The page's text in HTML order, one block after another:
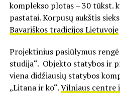
komplekso plotas – 30 tūkst.
pastatai. Korpusų aukštis
Bavariškos tradicijos Lietuvoje
Projektinius pasiūlymus
studija“. Objekto statybos ir
viena didžiausių statybos
„Litana ir ko“.Vilniaus centre